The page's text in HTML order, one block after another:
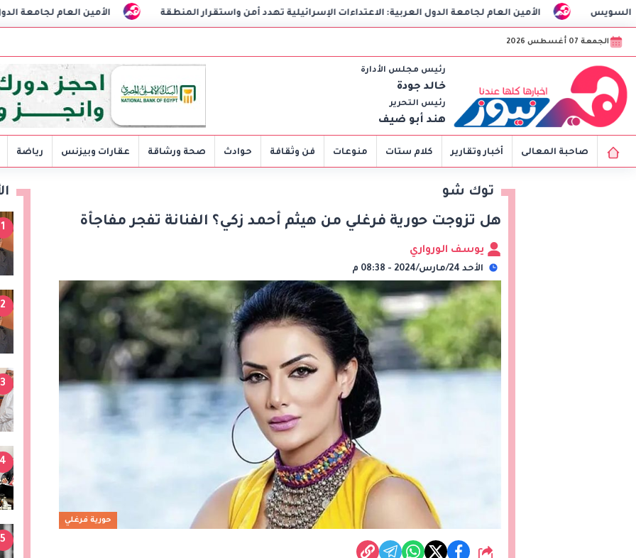
الأمين العام لجامعة الدول العربية الأمين العام لجامعة الدول العربية: الاعتداءات الإسرائيلية تهدد أمن واستقرار المنطقة
الجمعة 07 أغسطس 2026
رئيس مجلس الأدارة
خالد جودة
رئيس التحرير
هند أبو ضيف
صاحبة المعالى أخبار وتقارير كلام ستات منوعات فن وثقافة حوادث صحة ورشاقة عقارات وبيزنس رياضة
توك شو
هل تزوجت حورية فرغلي من هيثم أحمد زكي؟ الفنانة تفجر مفاجأة
يوسف الورواري
الأحد 24/مارس/2024 - 08:38 م
حورية فرغلي
شارك
1
2
3
4
5